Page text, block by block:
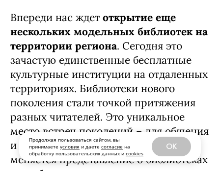
Продолжая пользоваться сайтом, вы
принимаете условия и даете согласие на
обработку пользовательских данных и cookies
OK
Впереди нас ждет открытие еще
нескольких модельных библиотек на
территории региона. Сегодня это
зачастую единственные бесплатные
культурные институции на отдаленных
территориях. Библиотеки нового
поколения стали точкой притяжения
разных читателей. Это уникальное
место встреч поколений – для общения
и творчества. И мы видим, как
меняется представление о библиотеках